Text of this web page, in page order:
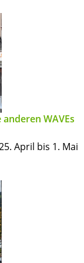
WAVEs
April bis 1. Mai